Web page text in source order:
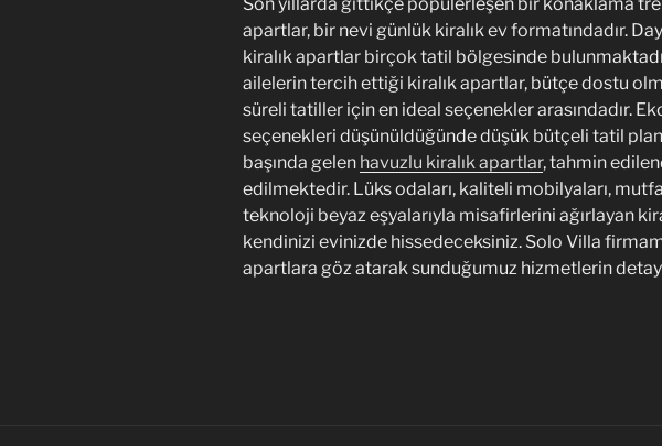
apartlar, bir nevi günlük kiralık ev formatındadır.
kiralık apartlar birçok tatil bölgesinde
ailelerin tercih ettiği kiralık apartlar, bütçe dostu
süreli tatiller için en ideal seçenekler arasındadır.
seçenekleri düşünüldüğünde düşük bütçeli tatil
başında gelen havuzlu kiralık apartlar, tahmin
edilmektedir. Lüks odaları, kaliteli mobilyaları,
teknoloji beyaz eşyalarıyla misafirlerini ağırlayan
kendinizi evinizde hissedeceksiniz. Solo Villa
apartlara göz atarak sunduğumuz hizmetlerin